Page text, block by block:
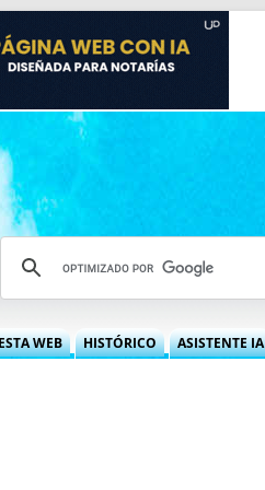
WEB HISTÓRICO ASISTENTE IA